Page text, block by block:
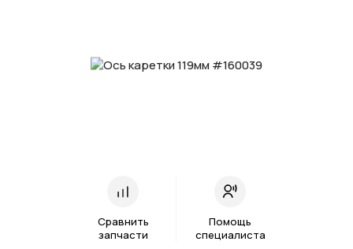
Сравнить
запчасти
Помощь
специалиста